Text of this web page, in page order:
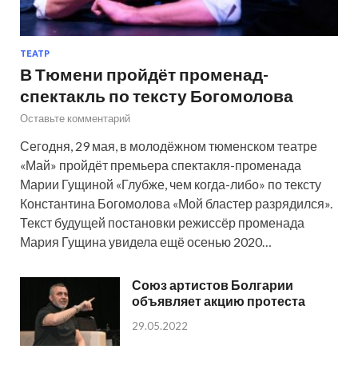
ТЕАТР
В Тюмени пройдёт променад-
спектакль по тексту Богомолова
Оставьте комментарий
Сегодня, 29 мая, в молодёжном тюменском театре
«Май» пройдёт премьера спектакля-променада
Марии Гущиной «Глубже, чем когда-либо» по тексту
Константина Богомолова «Мой бластер разрядился».
Текст будущей постановки режиссёр променада
Мария Гущина увидела ещё осенью 2020…
Союз артистов Болгарии
объявляет акцию протеста
29.05.2022